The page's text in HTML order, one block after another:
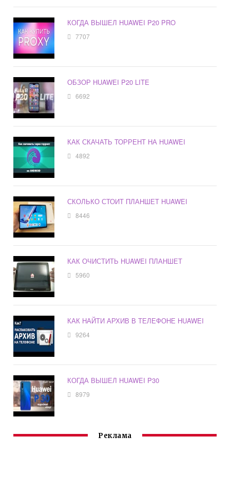
КОГДА ВЫШЕЛ HUAWEI P20 PRO
7707
ОБЗОР HUAWEI P20 LITE
6692
КАК СКАЧАТЬ ТОРРЕНТ НА HUAWEI
4892
СКОЛЬКО СТОИТ ПЛАНШЕТ HUAWEI
8446
КАК ОЧИСТИТЬ HUAWEI ПЛАНШЕТ
5960
КАК НАЙТИ АРХИВ В ТЕЛЕФОНЕ HUAWEI
9264
КОГДА ВЫШЕЛ HUAWEI P30
8979
Реклама